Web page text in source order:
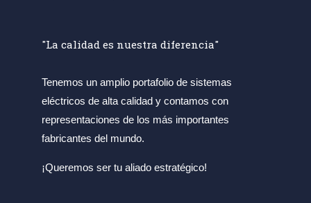
"La calidad es nuestra diferencia"
Tenemos un amplio portafolio de sistemas
eléctricos de alta calidad y contamos con
representaciones de los más importantes
fabricantes del mundo.
¡Queremos ser tu aliado estratégico!